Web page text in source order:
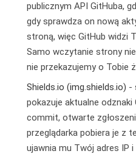
publicznym API GitHuba,
gdy sprawdza on nową
stroną, więc GitHub widzi
Samo wczytanie strony
nie przekazujemy o Tobie
Shields.io (img.shields.io) -
pokazuje aktualne
commit, otwarte
przeglądarka pobiera je z
ujawnia mu Twój adres IP i